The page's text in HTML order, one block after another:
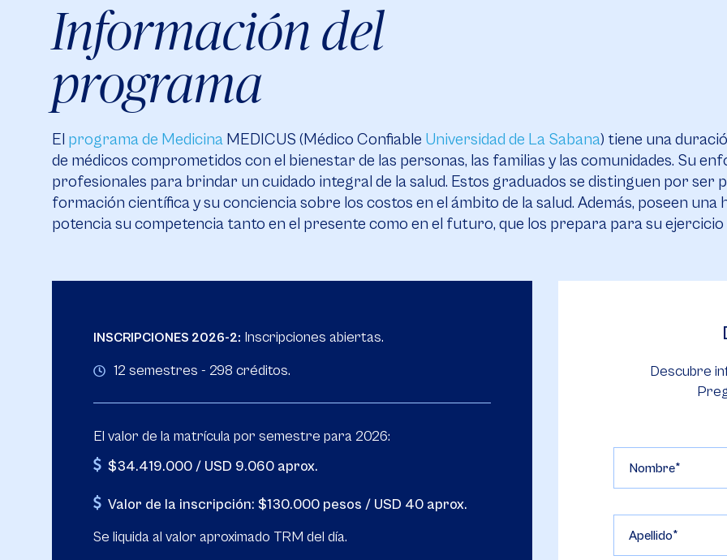
Información del
programa
El programa de Medicina MEDICUS (Médico Confiable Universidad de La Sabana) tiene una
de médicos comprometidos con el bienestar de las personas, las familias y las comunidades. Su
profesionales para brindar un cuidado integral de la salud. Estos graduados se distinguen por ser
formación científica y su conciencia sobre los costos en el ámbito de la salud. Además, poseen
potencia su competencia tanto en el presente como en el futuro, que los prepara para su
INSCRIPCIONES 2026-2: Inscripciones abiertas.
12 semestres - 298 créditos.
El valor de la matrícula por semestre para 2026:
$34.419.000 / USD 9.060 aprox.
Valor de la inscripción: $130.000 pesos / USD 40 aprox.
Se liquida al valor aproximado TRM del día.
Descubre
Nombre
Apellido